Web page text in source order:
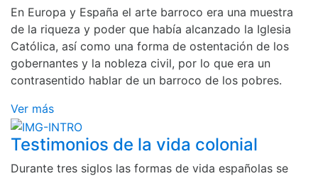
En Europa y España el arte barroco era una muestra
de la riqueza y poder que había alcanzado la Iglesia
Católica, así como una forma de ostentación de los
gobernantes y la nobleza civil, por lo que era un
contrasentido hablar de un barroco de los pobres.
Ver más
Testimonios de la vida colonial
Durante tres siglos las formas de vida españolas se